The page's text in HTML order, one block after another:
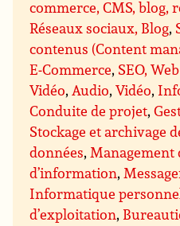
commerce, CMS, blog,
Réseaux sociaux, Blog,
contenus (Content
E-Commerce, SEO,
Vidéo, Audio,Vidéo,
Conduite de projet,
Stockage et archivage
données, Management
d’information,
Informatique
d’exploitation,